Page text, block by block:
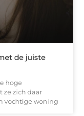
de juiste
hoge
ze zich daar
vochtige woning